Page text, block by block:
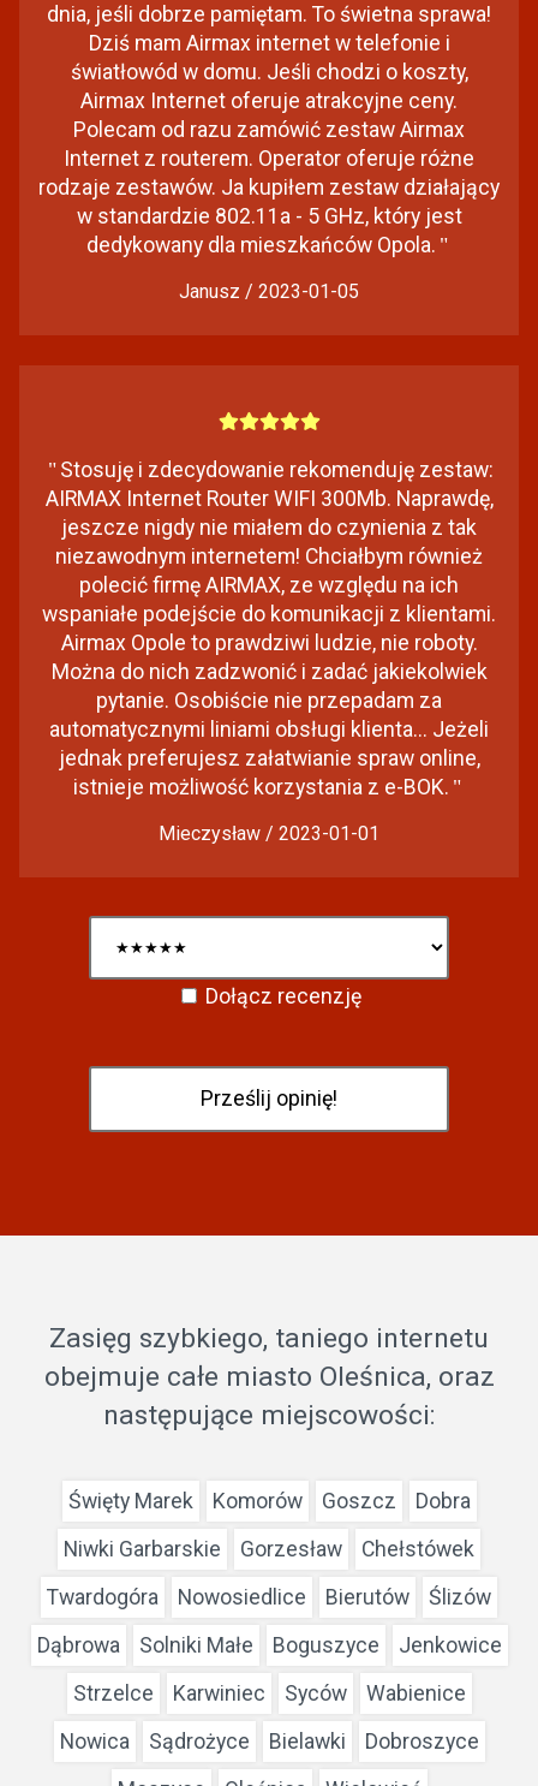
dnia, jeśli dobrze pamiętam. To świetna sprawa!
Dziś mam Airmax internet w telefonie i
światłowód w domu. Jeśli chodzi o koszty,
Airmax Internet oferuje atrakcyjne ceny.
Polecam od razu zamówić zestaw Airmax
Internet z routerem. Operator oferuje różne
rodzaje zestawów. Ja kupiłem zestaw działający
w standardzie 802.11a - 5 GHz, który jest
dedykowany dla mieszkańców Opola. "
Janusz / 2023-01-05
" Stosuję i zdecydowanie rekomenduję zestaw:
AIRMAX Internet Router WIFI 300Mb. Naprawdę,
jeszcze nigdy nie miałem do czynienia z tak
niezawodnym internetem! Chciałbym również
polecić firmę AIRMAX, ze względu na ich
wspaniałe podejście do komunikacji z klientami.
Airmax Opole to prawdziwi ludzie, nie roboty.
Można do nich zadzwonić i zadać jakiekolwiek
pytanie. Osobiście nie przepadam za
automatycznymi liniami obsługi klienta... Jeżeli
jednak preferujesz załatwianie spraw online,
istnieje możliwość korzystania z e-BOK. "
Mieczysław / 2023-01-01
Dołącz recenzję
Zasięg szybkiego, taniego internetu
obejmuje całe miasto Oleśnica, oraz
następujące miejscowości:
Święty Marek Komorów Goszcz
Dobra
Niwki Garbarskie
Gorzesław
Chełstówek
Twardogóra
Nowosiedlice Bierutów
Ślizów
Dąbrowa
Solniki Małe Boguszyce
Jenkowice
Strzelce
Karwiniec Syców
Wabienice
Nowica
Sądrożyce Bielawki
Dobroszyce